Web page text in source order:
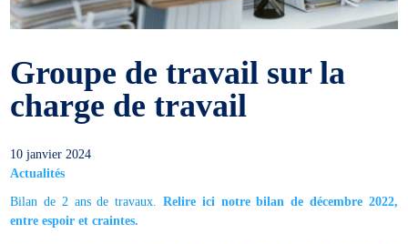
Groupe de travail sur la
charge de travail
10 janvier 2024
Actualités
Bilan de 2 ans de travaux. Relire ici notre bilan de décembre 2022,
entre espoir et craintes.